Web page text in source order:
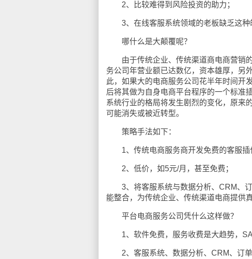
2、比较难得到风险投资的助力；
3、在线客服系统领域的老板缺乏这种
哪什么是大颠覆呢？
由于传统企业、传统渠道商电商营销的
务公司年营业额已达数亿，资本雄厚，另
此，如果大的电商服务公司花半年时间开
后将其做为自身电商平台程序的一个标准
系统行业的格局将发生剧烈的变化，原来
可能消失或被近转型。
策略手法如下：
1、传统电商服务商开发免费的客服插
2、低价，如5元/月，甚至免费；
3、将客服系统与数据分析、CRM、订
能整合，为传统企业、传统渠道电商提供
平台电商服务公司凭什么这样做？
1、软件免费，服务收费是大趋势，
2、客服系统、数据分析、CRM、订单